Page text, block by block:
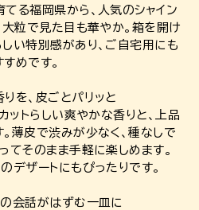
る福岡県から、人気のシャイン
大粒で見た目も華やか。箱を開け
い特別感があり、ご自宅用にも
めです。
を、皮ごとパリッと
ットらしい爽やかな香りと、上品
薄皮で渋みが少なく、種なしで
てそのまま手軽に楽しめます。
デザートにもぴったりです。
会話がはずむ一皿に